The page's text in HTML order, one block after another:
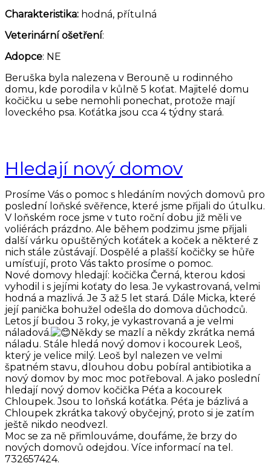
Charakteristika: hodná, přítulná
Veterinární ošetření:
Adopce: NE
Beruška byla nalezena v Berouně u rodinného
domu, kde porodila v kůlně 5 koťat. Majitelé domu
kočičku u sebe nemohli ponechat, protože mají
loveckého psa. Koťátka jsou cca 4 týdny stará.
Hledají nový domov
Prosíme Vás o pomoc s hledáním nových domovů pro
poslední loňské svěřence, které jsme přijali do útulku.
V loňském roce jsme v tuto roční dobu již měli ve
voliérách prázdno. Ale během podzimu jsme přijali
další várku opuštěných koťátek a koček a některé z
nich stále zůstávají. Dospělé a plašší kočičky se hůře
umísťují, proto Vás takto prosíme o pomoc.
Nové domovy hledají: kočička Černá, kterou kdosi
vyhodil i s jejími koťaty do lesa. Je vykastrovaná, velmi
hodná a mazlivá. Je 3 až 5 let stará. Dále Micka, které
její panička bohužel odešla do domova důchodců.
Letos jí budou 3 roky, je vykastrovaná a je velmi
náladová.
Někdy se mazlí a někdy zkrátka nemá
náladu. Stále hledá nový domov i kocourek Leoš,
který je velice milý. Leoš byl nalezen ve velmi
špatném stavu, dlouhou dobu pobíral antibiotika a
nový domov by moc moc potřeboval. A jako poslední
hledají nový domov kočička Péťa a kocourek
Chloupek. Jsou to loňská koťátka. Péťa je bázlivá a
Chloupek zkrátka takový obyčejný, proto si je zatím
ještě nikdo neodvezl.
Moc se za ně přimlouváme, doufáme, že brzy do
nových domovů odejdou. Více informací na tel.
732657424.